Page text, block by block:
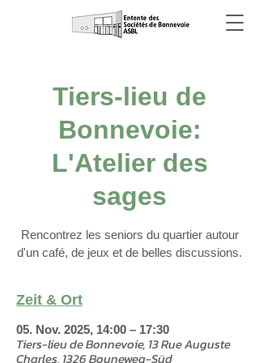
Tiers-lieu de
Bonnevoie:
L'Atelier des
sages
Rencontrez les seniors du quartier autour
d'un café, de jeux et de belles discussions.
Zeit & Ort
05. Nov. 2025, 14:00 – 17:30
Tiers-lieu de Bonnevoie, 13 Rue Auguste
Charles, 1326 Bouneweg-Süd